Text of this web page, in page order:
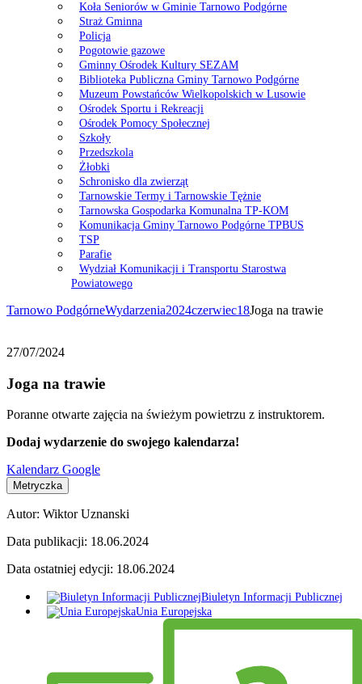
Koła Seniorów w Gminie Tarnowo Podgórne
Straż Gminna
Policja
Pogotowie gazowe
Gminny Ośrodek Kultury SEZAM
Biblioteka Publiczna Gminy Tarnowo Podgórne
Muzeum Powstańców Wielkopolskich w Lusowie
Ośrodek Sportu i Rekreacji
Ośrodek Pomocy Społecznej
Szkoły
Przedszkola
Żłobki
Schronisko dla zwierząt
Tarnowskie Termy i Tarnowskie Tężnie
Tarnowska Gospodarka Komunalna TP-KOM
Komunikacja Gminy Tarnowo Podgórne TPBUS
TSP
Parafie
Wydział Komunikacji i Transportu Starostwa
Powiatowego
Tarnowo PodgórneWydarzenia2024czerwiec18Joga na trawie
27/07/2024
Joga na trawie
Poranne otwarte zajęcia na świeżym powietrzu z instruktorem.
Dodaj wydarzenie do swojego kalendarza!
Kalendarz Google
Metryczka
Autor: Wiktor Uznanski
Data publikacji: 18.06.2024
Data ostatniej edycji: 18.06.2024
Biuletyn Informacji Publicznej
Unia Europejska